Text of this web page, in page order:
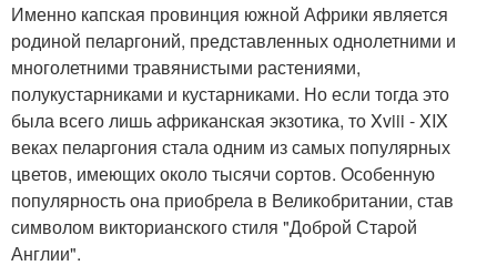
Именно капская провинция южной Африки является
родиной пеларгоний, представленных однолетними и
многолетними травянистыми растениями,
полукустарниками и кустарниками. Но если тогда это
была всего лишь африканская экзотика, то Xviii - XIX
веках пеларгония стала одним из самых популярных
цветов, имеющих около тысячи сортов. Особенную
популярность она приобрела в Великобритании, став
символом викторианского стиля "Доброй Старой
Англии".